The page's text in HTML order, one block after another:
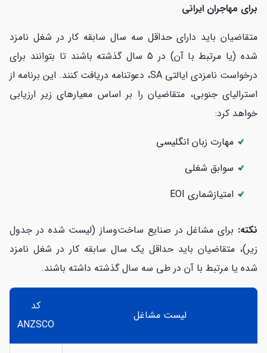
برای مهاجران ایرانی
متقاضیان باید دارای حداقل سه سال سابقه کار در شغل نامزد
شده (یا مرتبط با آن) در 5 سال گذشته باشند تا بتوانند برای
درخواست نامزدی ایالتی SA، دعوتنامه دریافت کنند. این برنامه از
استرالیای جنوبی، متقاضیان را بر اساس معیارهای زیر ارزیابی
خواهد کرد:
مهارت زبان انگلیسی
سوابق شغلی
امتیازشماری EOI
نکته: برای مشاغل در صنایع ساخت‌وساز (لیست شده در جدول
زیر)، متقاضیان باید حداقل یک سال سابقه کار در شغل نامزد
شده یا مرتبط با آن در طی سه سال گذشته داشته باشند.
لیست مشاغل
کد
ANZSCO